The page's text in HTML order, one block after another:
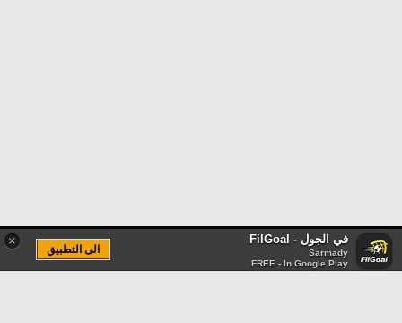
× في الجول - FilGoal
Sarmady
FREE - In Google Play
الى التطبيق